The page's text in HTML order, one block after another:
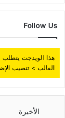
Follow Us
هذا الويدجت يتطلب
القالب > تنصيب
الأخيرة